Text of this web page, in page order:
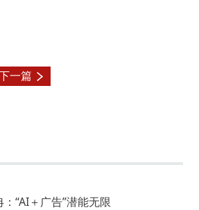
一篇
“AI＋广告”潜能无限